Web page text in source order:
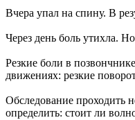
Вчера упал на спину. В
Через день боль утихла.
Резкие боли в
движениях: резкие
Обследование проходить
определить: стоит ли